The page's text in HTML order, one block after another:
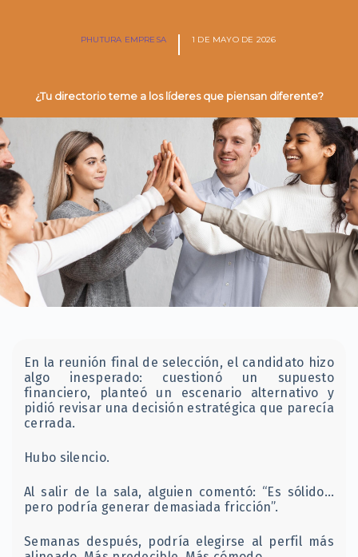
PHUTURA EMPRESA 1 DE MAYO DE 2026
¿Tu directorio teme a los líderes que piensan diferente?
En la reunión final de selección, el candidato hizo
algo inesperado: cuestionó un supuesto
financiero, planteó un escenario alternativo y
pidió revisar una decisión estratégica que parecía
cerrada.
Hubo silencio.
Al salir de la sala, alguien comentó: “Es sólido…
pero podría generar demasiada fricción”.
Semanas después, podría elegirse al perfil más